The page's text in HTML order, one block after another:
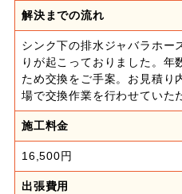
解決までの流れ
シンク下の排水ジャバラホー
りが起こっておりました。年
ため交換をご手案。お見積り
場で交換作業を行わせていた
施工料金
16,500円
出張費用